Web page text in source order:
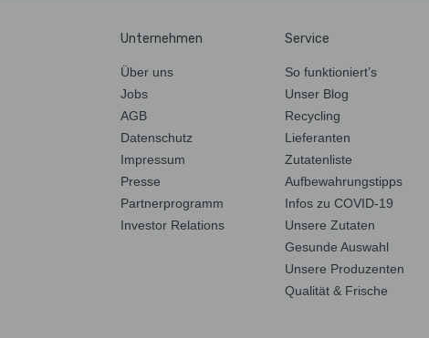
Unternehmen
Über uns
Jobs
AGB
Datenschutz
Impressum
Presse
Partnerprogramm
Investor Relations
Service
So funktioniert’s
Unser Blog
Recycling
Lieferanten
Zutatenliste
Aufbewahrungstipps
Infos zu COVID-19
Unsere Zutaten
Gesunde Auswahl
Unsere Produzenten
Qualität & Frische